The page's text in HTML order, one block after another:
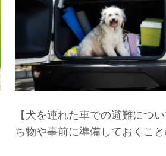
【犬を連れた車での避難につ
ち物や事前に準備しておくこと